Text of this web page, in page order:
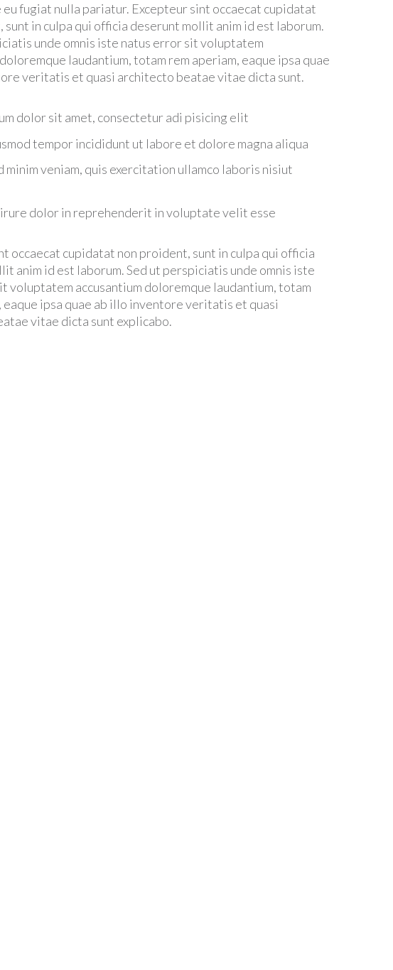
fugiat nulla pariatur. Excepteur sint occaecat cupidatat
sunt in culpa qui officia deserunt mollit anim id est laborum.
unde omnis iste natus error sit voluptatem
laudantium, totam rem aperiam, eaque ipsa quae
veritatis et quasi architecto beatae vitae dicta sunt.
dolor sit amet, consectetur adi pisicing elit
tempor incididunt ut labore et dolore magna aliqua
minim veniam, quis exercitation ullamco laboris nisiut
dolor in reprehenderit in voluptate velit esse
occaecat cupidatat non proident, sunt in culpa qui officia
anim id est laborum. Sed ut perspiciatis unde omnis iste
voluptatem accusantium doloremque laudantium, totam
eaque ipsa quae ab illo inventore veritatis et quasi
vitae dicta sunt explicabo.